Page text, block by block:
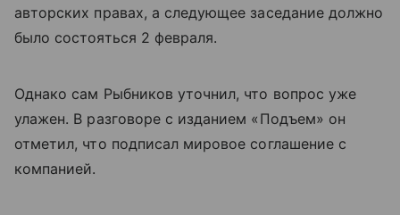
авторских правах, а следующее заседание должно
было состояться 2 февраля.
Однако сам Рыбников уточнил, что вопрос уже
улажен. В разговоре с изданием «Подъем» он
отметил, что подписал мировое соглашение с
компанией.